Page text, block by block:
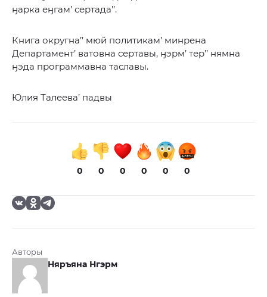
ӈарка еӈгам’ сертада’’.
Книга округна’’ мюй политикам’ минрена
Департамент’ ватовна сертавы, ӈэрм’ тер’’ нямна
ӈэда программавна таславы.
Юлия Талеева’ падвы
0 0 0 0 0 0
Авторы
Няръяна Нгэрм